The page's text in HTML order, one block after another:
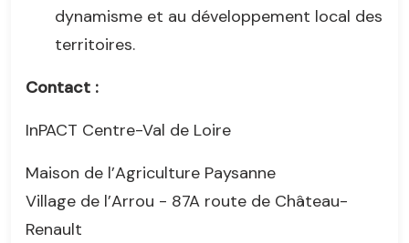
dynamisme et au développement local des
territoires.
Contact :
InPACT Centre-Val de Loire
Maison de l’Agriculture Paysanne
Village de l’Arrou - 87A route de Château-
Renault